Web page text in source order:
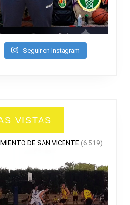
Seguir en Instagram
VISTAS
DE SAN VICENTE (6.519)